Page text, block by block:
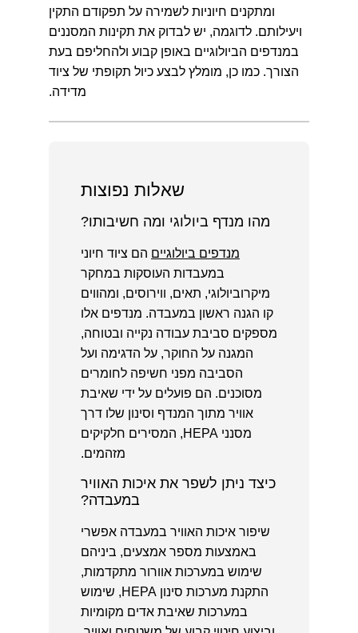
ומתקנים חיוניות לשמירה על תפקודם התקין
ויעילותם. לדוגמה, יש לבדוק את תקינות המסננים
במנדפים הביולוגיים באופן קבוע ולהחליפם בעת
הצורך. כמו כן, מומלץ לבצע כיול תקופתי של ציוד
מדידה.
שאלות נפוצות
מהו מנדף ביולוגי ומה חשיבותו?
מנדפים ביולוגיים הם ציוד חיוני
במעבדות העוסקות במחקר
מיקרוביולוגי, תאים, ווירוסים, ומהווים
קו הגנה ראשון במעבדה. מנדפים אלו
מספקים סביבת עבודה נקייה ובטוחה,
המגנה על החוקר, על הדגימה ועל
הסביבה מפני חשיפה לחומרים
מסוכנים. הם פועלים על ידי שאיבת
אוויר מתוך המנדף וסינון שלו דרך
מסנני HEPA, המסירים חלקיקים
מזהמים.
כיצד ניתן לשפר את איכות האוויר
במעבדה?
שיפור איכות האוויר במעבדה אפשרי
באמצעות מספר אמצעים, ביניהם
שימוש במערכות אוורור מתקדמות,
התקנת מערכות סינון HEPA, שימוש
במערכות שאיבת אדים מקומיות